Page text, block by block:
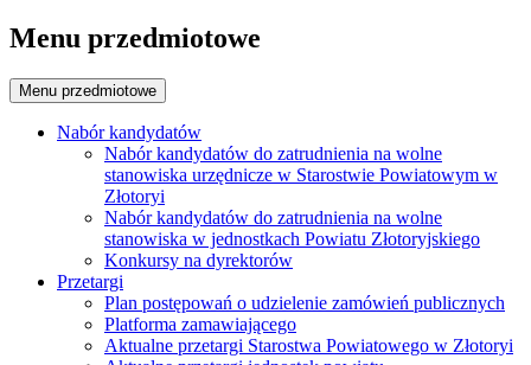
Menu przedmiotowe
Menu przedmiotowe
Nabór kandydatów
Nabór kandydatów do zatrudnienia na wolne
stanowiska urzędnicze w Starostwie Powiatowym w
Złotoryi
Nabór kandydatów do zatrudnienia na wolne
stanowiska w jednostkach Powiatu Złotoryjskiego
Konkursy na dyrektorów
Przetargi
Plan postępowań o udzielenie zamówień publicznych
Platforma zamawiającego
Aktualne przetargi Starostwa Powiatowego w Złotoryi